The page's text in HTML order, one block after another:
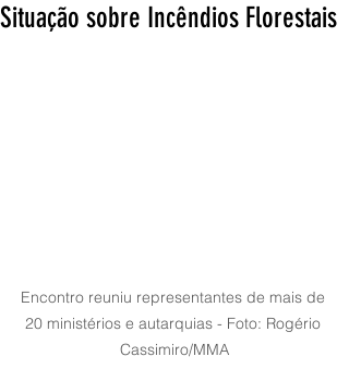
Situação sobre Incêndios Florestais
Encontro reuniu representantes de mais de
20 ministérios e autarquias - Foto: Rogério
Cassimiro/MMA